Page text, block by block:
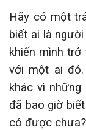
Hãy có một
biết ai là
khiến mình
với một ai
khác vì
đã bao giờ
có được chưa?